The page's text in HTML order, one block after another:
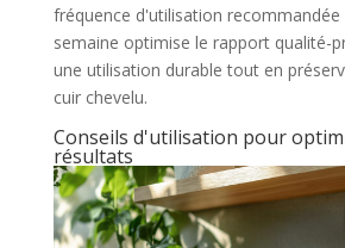
fréquence d'utilisation
semaine optimise le rapport qualité-
une utilisation durable tout en
cuir chevelu.
Conseils d'utilisation pour
résultats